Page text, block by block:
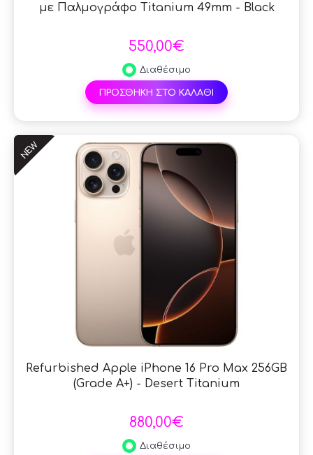
με Παλμογράφο Titanium 49mm - Black
550,00€
Διαθέσιμο
ΠΡΟΣΘΗΚΗ ΣΤΟ ΚΑΛΑΘΙ
NEW
Refurbished Apple iPhone 16 Pro Max 256GB
(Grade A+) - Desert Titanium
880,00€
Διαθέσιμο